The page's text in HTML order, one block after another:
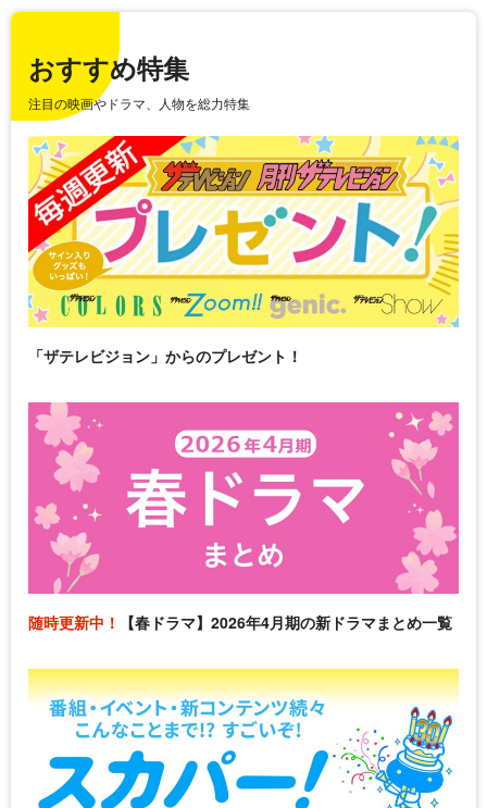
おすすめ特集
注目の映画やドラマ、人物を総力特集
「ザテレビジョン」からのプレゼント！
随時更新中！ 【春ドラマ】2026年4月期の新ドラマまとめ一覧